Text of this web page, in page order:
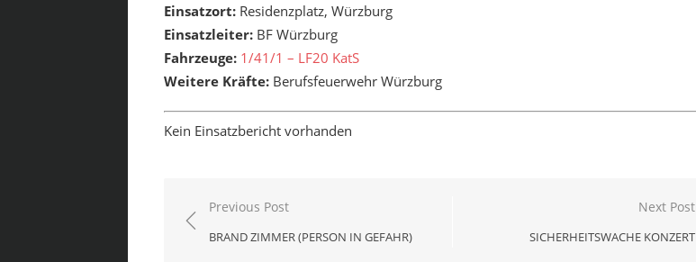
Einsatzort: Residenzplatz, Würzburg
Einsatzleiter: BF Würzburg
Fahrzeuge: 1/41/1 – LF20 KatS
Weitere Kräfte: Berufsfeuerwehr Würzburg
Kein Einsatzbericht vorhanden
Beitragsnavigation
Previous Post
BRAND ZIMMER (PERSON IN GEFAHR)
Next Post
SICHERHEITSWACHE KONZERT